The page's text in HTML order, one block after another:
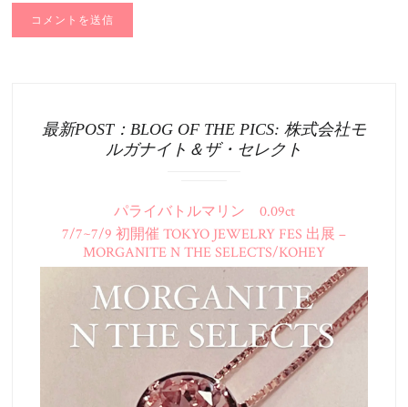
最新POST：BLOG OF THE PICS: 株式会社モ
ルガナイト＆ザ・セレクト
パライバトルマリン 0.09ct
7/7~7/9 初開催 TOKYO JEWELRY FES 出展 –
MORGANITE N THE SELECTS/KOHEY